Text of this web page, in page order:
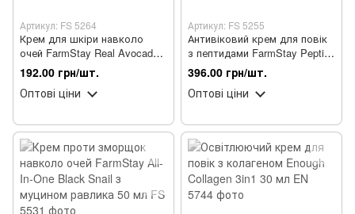
Артикул: FS 5264
Крем для шкіри навколо
очей FarmStay Real Avocado
Nutrition живильний 40 мл
192.00 грн/шт.
Оптові ціни
Артикул: FS 5255
Антивіковий крем для повік
з пептидами FarmStay Peptide
9 Super Vitalizing 50 мл
396.00 грн/шт.
Оптові ціни